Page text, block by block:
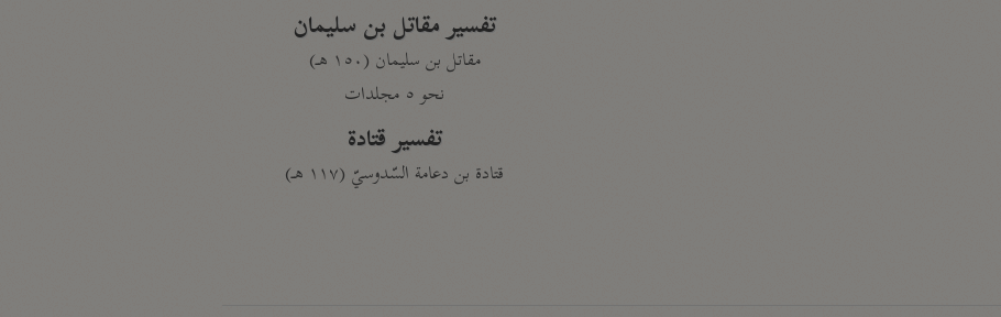
تفسير مقاتل بن سليمان
مقاتل بن سليمان (١٥٠ هـ)
نحو ٥ مجلدات
تفسير قتادة
قتادة بن دعامة السّدوسيّ (١١٧ هـ)